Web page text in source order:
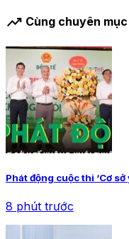
trending_up Cùng chuyên mục
Phát động cuộc thi ‘Cơ
8 phút trước